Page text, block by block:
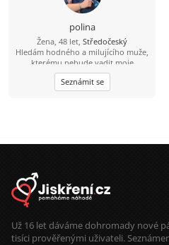
polina
Žena, 48 let, Středočeský
Hledám hodného a milujícího muže,
kterému nebude vadit moje
sluníčko. Mám 5 letého synka.
Seznámit se
Už 16 let dáváme dohromady nové
tisíci prověřenými uživateli.